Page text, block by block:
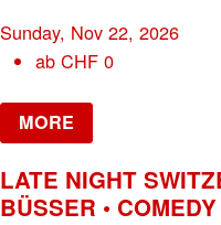
Sunday, Nov 22, 2026
abCHF 0
MORE
LATE NIGHT
BÜSSER • COMEDY